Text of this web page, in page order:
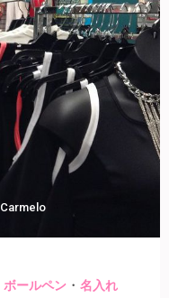
Carmelo
ボールペン ・ 名入れ